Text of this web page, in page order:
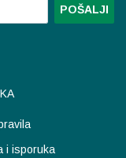
i isporuka